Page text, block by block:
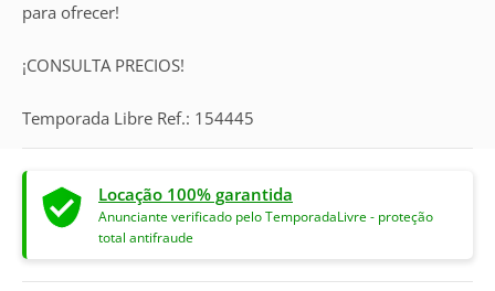
para ofrecer!
¡CONSULTA PRECIOS!
Temporada Libre Ref.: 154445
Locação 100% garantida
Anunciante verificado pelo TemporadaLivre - proteção
total antifraude